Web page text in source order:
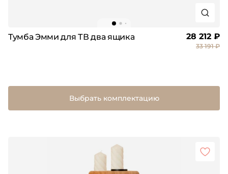
Тумба Эмми для ТВ два ящика 28 212 ₽
33 191 ₽
Выбрать комплектацию